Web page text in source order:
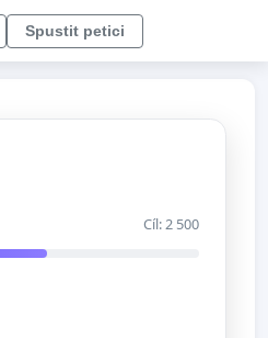
Spustit petici
Cíl: 2 500